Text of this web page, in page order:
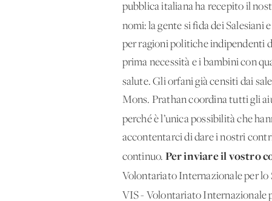
pubblica italiana ha recepito il
nomi: la gente si fida dei Salesiani
per ragioni politiche indipendenti
prima necessità e i bambini con
salute. Gli orfani già censiti dai
Mons. Prathan coordina tutti gli
perché è l’unica possibilità che
accontentarci di dare i nostri
continuo. Per inviare il vostro
Volontariato Internazionale per
VIS - Volontariato Internazionale